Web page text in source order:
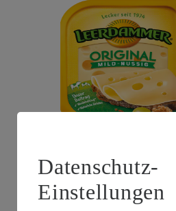
0.99App
App Preis von 0.99€
1.11 -53%
Datenschutz-
Einstellungen